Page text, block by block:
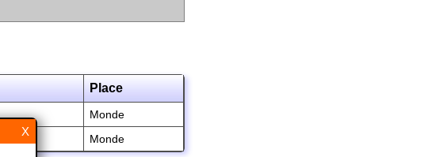
Place
Monde
Monde
X